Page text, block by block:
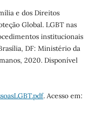
e dos Direitos
Global. LGBT nas
institucionais
DF: Ministério da
2020. Disponível
. Acesso em: